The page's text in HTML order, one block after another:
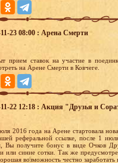
11-23 08:00 : Арена Смерти
прием ставок на участие в
на Арене Смерти в Ковчеге.
11-22 12:18 : Акция "Друзья и
2016 года на Арене стартовала
реферальной ссылке, после 1
Вы получите бонус в виде Очков
или синие сотки. Так же
возможность честно заработать